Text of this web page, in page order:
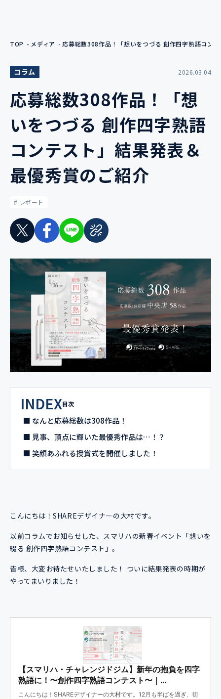
TOP メディア 応募総数308作品！「想いをつづる 創作四字熟語コン
コラム 2026.03.04
応募総数308作品！「想
いをつづる 創作四字熟語
コンテスト」結果発表＆
最優秀賞のご紹介
# レポート
INDEX目次
■ なんと応募総数は308作品！
■ 見事、頂点に輝いた最優秀作品は…！？
■ 笑顔あふれる授賞式を開催しました！
こんにちは！SHAREデザイナーの大村です。
以前コラムでお知らせした、スマリハの新春イベント「想いを
綴る 創作四字熟語コンテスト」。
皆様、大変お待たせいたしました！ ついに結果発表の時期が
やってまいりました！
【スマリハ・チャレンジドジム】新年の抱負を四字
熟語に！〜創作四字熟語コンテスト〜｜
SHARE（コーポレート）
こんにちは！SHAREデザイナーの大村です。12月も半ばを過ぎ、街